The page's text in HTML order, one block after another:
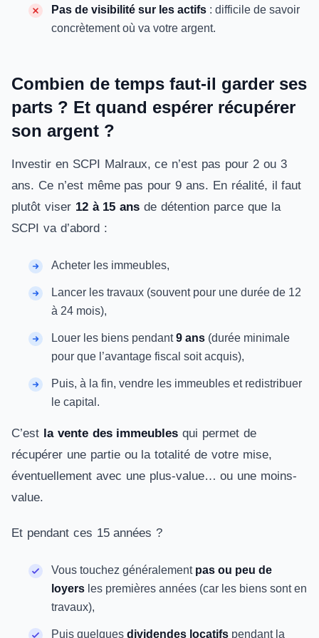
Pas de visibilité sur les actifs : difficile de savoir
concrètement où va votre argent.
Combien de temps faut-il garder ses
parts ? Et quand espérer récupérer
son argent ?
Investir en SCPI Malraux, ce n’est pas pour 2 ou 3
ans. Ce n’est même pas pour 9 ans. En réalité, il faut
plutôt viser 12 à 15 ans de détention parce que la
SCPI va d’abord :
Acheter les immeubles,
Lancer les travaux (souvent pour une durée de 12
à 24 mois),
Louer les biens pendant9 ans (durée minimale
pour que l’avantage fiscal soit acquis),
Puis, à la fin, vendre les immeubles et redistribuer
le capital.
C’est la vente des immeubles qui permet de
récupérer une partie ou la totalité de votre mise,
éventuellement avec une plus-value… ou une moins-
value.
Et pendant ces 15 années ?
Vous touchez généralement pas ou peu de
loyers les premières années (car les biens sont en
travaux),
Puis quelques dividendes locatifs pendant la